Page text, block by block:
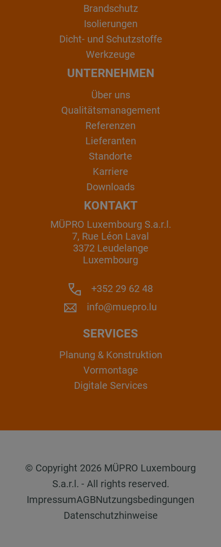
Brandschutz
Isolierungen
Dicht- und Schutzstoffe
Werkzeuge
UNTERNEHMEN
Über uns
Qualitätsmanagement
Referenzen
Lieferanten
Standorte
Karriere
Downloads
KONTAKT
MÜPRO Luxembourg S.a.r.l.
7, Rue Léon Laval
3372 Leudelange
Luxembourg
+352 29 62 48
info@muepro.lu
SERVICES
Planung & Konstruktion
Vormontage
Digitale Services
© Copyright 2026 MÜPRO Luxembourg
S.a.r.l. - All rights reserved.
ImpressumAGBNutzungsbedingungen
Datenschutzhinweise